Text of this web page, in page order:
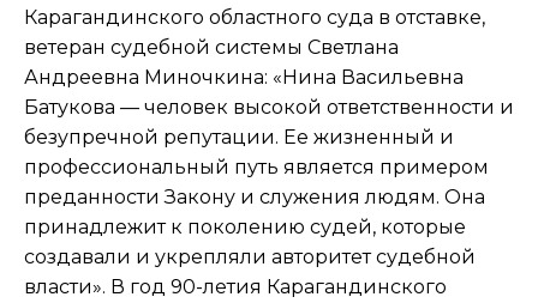
Карагандинского областного суда в отставке,
ветеран судебной системы Светлана
Андреевна Миночкина: «Нина Васильевна
Батукова — человек высокой ответственности и
безупречной репутации. Ее жизненный и
профессиональный путь является примером
преданности Закону и служения людям. Она
принадлежит к поколению судей, которые
создавали и укрепляли авторитет судебной
власти». В год 90-летия Карагандинского